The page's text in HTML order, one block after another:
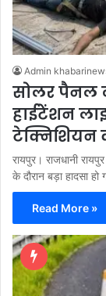
Admin
सोलर पैनल
हाईटेंशन
टेक्निशियन
रायपुर। राजधानी
के दौरान बड़ा हादसा हो
Read More »